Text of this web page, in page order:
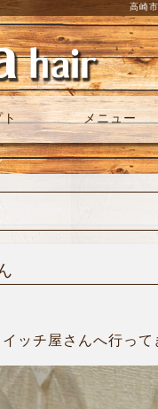
高崎
メニュー
ッチ屋さんへ行っ